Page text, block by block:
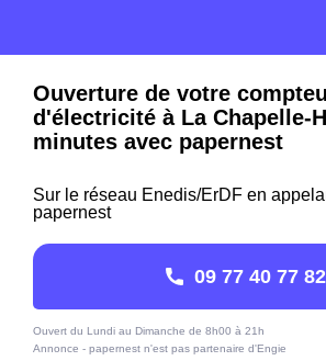
Ouverture de votre
d'électricité à La Chapelle-
minutes avec papernest
Sur le réseau Enedis/ErDF en
papernest
09 77 40 77 82
Ouvert du Lundi au Dimanche de 8h00 à 21h
Annonce - papernest n'est pas partenaire d'Engie